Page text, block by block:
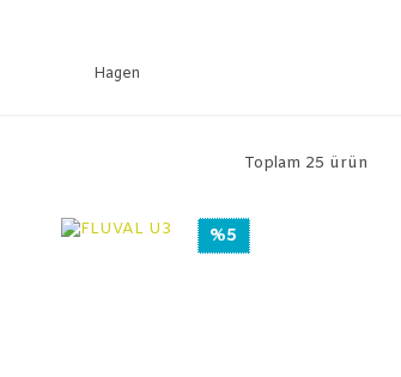
Hagen
Toplam 25 ürün
%5